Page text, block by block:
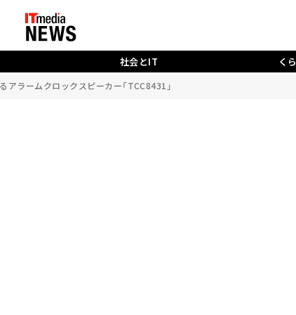
社会とIT く
アラームクロックスピーカー「TCC8431」